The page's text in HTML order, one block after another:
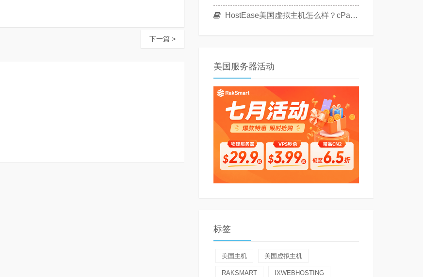
下一篇 >
HostEase美国虚拟主机怎么样？cPanel面板美国Linux主机方案介绍
美国服务器活动
标签
美国主机 美国虚拟主机
RAKSMART IXWEBHOSTING